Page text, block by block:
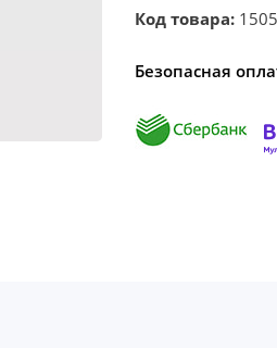
Код товара: 1505
Безопасная